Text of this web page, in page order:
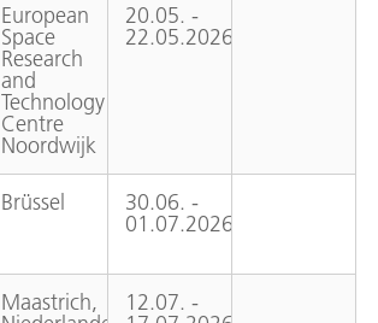
European
Space
Research
and
Technology
Centre
Noordwijk
20.05. -
22.05.2026
Brüssel 30.06. -
01.07.2026
Maastrich, 12.07. -